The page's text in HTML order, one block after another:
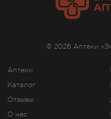
Аптеки
Каталог
Отзывы
О нас
© 2026 Аптеки